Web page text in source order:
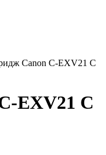
Canon C-EXV21 C
EXV21 C